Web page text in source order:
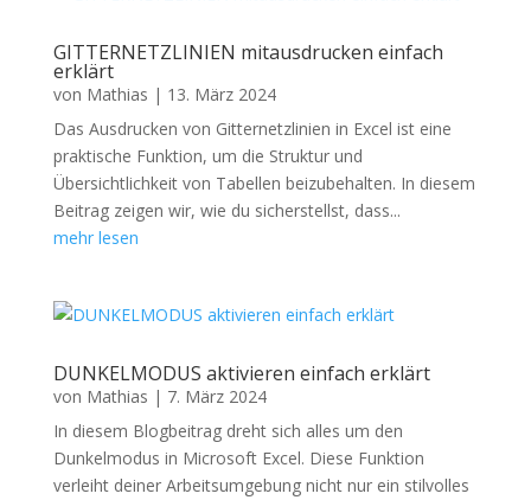
GITTERNETZLINIEN mitausdrucken einfach
erklärt
von Mathias | 13. März 2024
Das Ausdrucken von Gitternetzlinien in Excel ist eine
praktische Funktion, um die Struktur und
Übersichtlichkeit von Tabellen beizubehalten. In diesem
Beitrag zeigen wir, wie du sicherstellst, dass...
mehr lesen
DUNKELMODUS aktivieren einfach erklärt
von Mathias | 7. März 2024
In diesem Blogbeitrag dreht sich alles um den
Dunkelmodus in Microsoft Excel. Diese Funktion
verleiht deiner Arbeitsumgebung nicht nur ein stilvolles